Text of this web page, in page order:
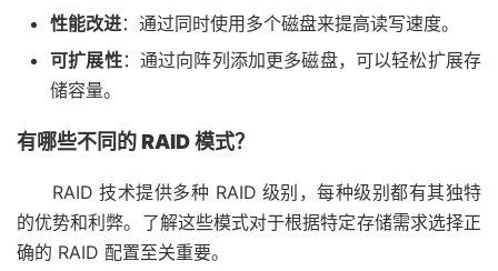
性能改进：通过同时使用多个磁盘来提高读写速度。
可扩展性：通过向阵列添加更多磁盘，可以轻松扩展存
储容量。
有哪些不同的 RAID 模式？
RAID 技术提供多种 RAID 级别，每种级别都有其独特
的优势和利弊。了解这些模式对于根据特定存储需求选择正
确的 RAID 配置至关重要。